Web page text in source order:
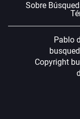
Sobre
Pablo
Copyright